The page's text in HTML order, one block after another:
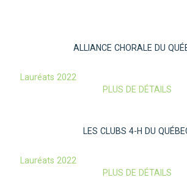
ALLIANCE CHORALE DU
Lauréats 2022
PLUS DE DÉTAILS
LES CLUBS 4-H DU
Lauréats 2022
PLUS DE DÉTAILS